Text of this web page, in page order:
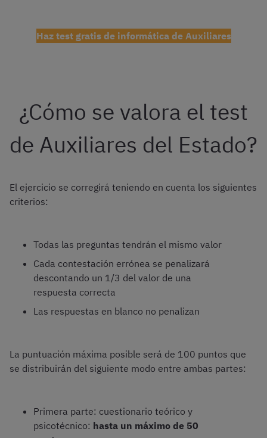
Haz test gratis de informática de Auxiliares
¿Cómo se valora el test
de Auxiliares del Estado?
El ejercicio se corregirá teniendo en cuenta los siguientes
criterios:
Todas las preguntas tendrán el mismo valor
Cada contestación errónea se penalizará
descontando un 1/3 del valor de una
respuesta correcta
Las respuestas en blanco no penalizan
La puntuación máxima posible será de 100 puntos que
se distribuirán del siguiente modo entre ambas partes:
Primera parte: cuestionario teórico y
psicotécnico: hasta un máximo de 50